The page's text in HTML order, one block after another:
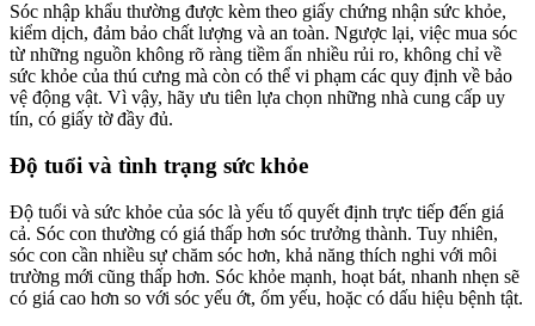
Sóc nhập khẩu thường được kèm theo giấy chứng nhận sức khỏe,
kiểm dịch, đảm bảo chất lượng và an toàn. Ngược lại, việc mua sóc
từ những nguồn không rõ ràng tiềm ẩn nhiều rủi ro, không chỉ về
sức khỏe của thú cưng mà còn có thể vi phạm các quy định về bảo
vệ động vật. Vì vậy, hãy ưu tiên lựa chọn những nhà cung cấp uy
tín, có giấy tờ đầy đủ.
Độ tuổi và tình trạng sức khỏe
Độ tuổi và sức khỏe của sóc là yếu tố quyết định trực tiếp đến giá
cả. Sóc con thường có giá thấp hơn sóc trưởng thành. Tuy nhiên,
sóc con cần nhiều sự chăm sóc hơn, khả năng thích nghi với môi
trường mới cũng thấp hơn. Sóc khỏe mạnh, hoạt bát, nhanh nhẹn sẽ
có giá cao hơn so với sóc yếu ớt, ốm yếu, hoặc có dấu hiệu bệnh tật.